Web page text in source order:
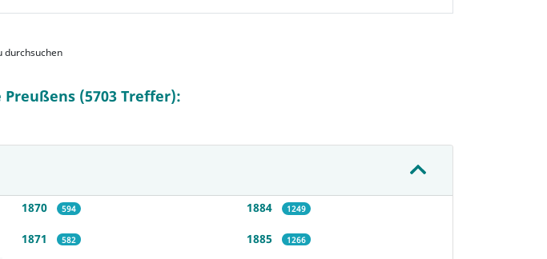
durchsuchen
(5703 Treffer):
1870 594
1871 582
1884 1249
1885 1266